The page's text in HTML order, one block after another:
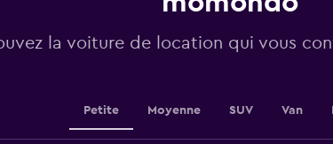
180.la voiture de location qui vous
Petite Moyenne SUV Van